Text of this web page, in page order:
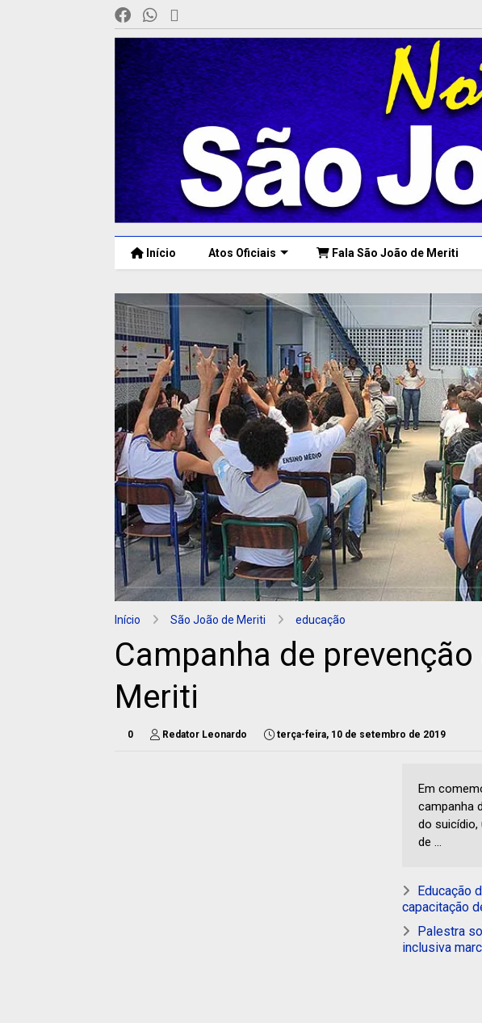
Início Atos Oficiais Fala São João de Meriti
Início São João de Meriti educação
Campanha de
Meriti
0 Redator Leonardo terça-feira, 10 de setembro de 2019
Em
campanha
do suicídio,
de ...
Educação
capacitação
Palestra
inclusiva